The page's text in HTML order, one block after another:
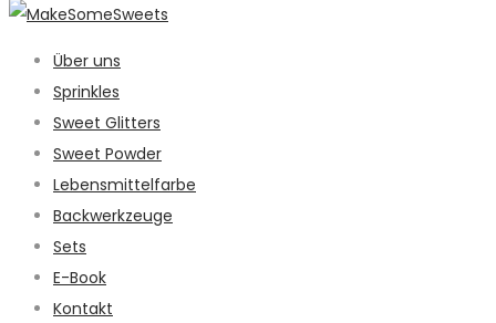
Über uns
Sprinkles
Sweet Glitters
Sweet Powder
Lebensmittelfarbe
Backwerkzeuge
Sets
E-Book
Kontakt